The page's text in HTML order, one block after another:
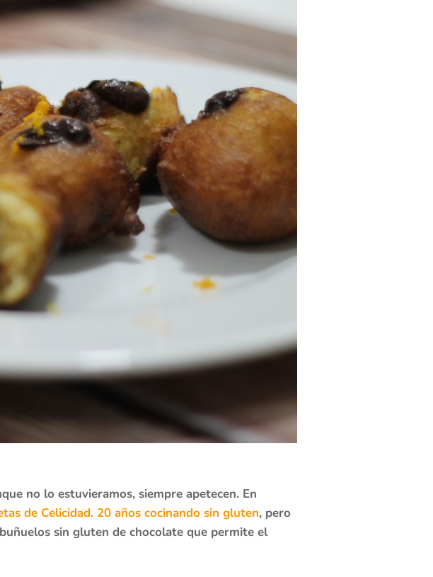
no lo estuvieramos, siempre apetecen. En
de Celicidad. 20 años cocinando sin gluten, pero
sin gluten de chocolate que permite el